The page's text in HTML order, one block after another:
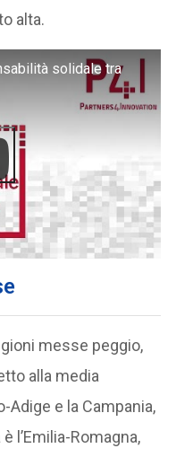
alta.
solidale tra
messe peggio,
alla media
Adige e la Campania,
l’Emilia-Romagna,